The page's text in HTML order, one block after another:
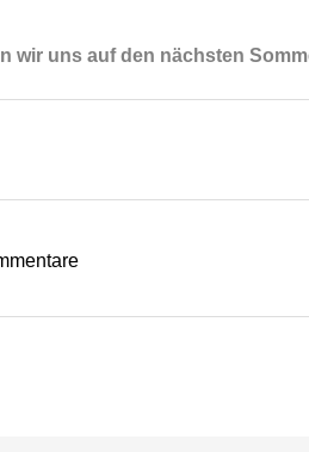
wir uns auf den nächsten